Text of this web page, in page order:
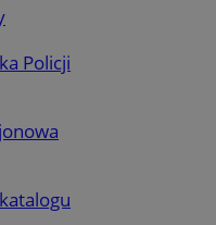
Policji